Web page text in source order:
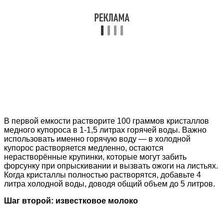
В первой емкости растворите 100 граммов кристаллов
медного купороса в 1-1,5 литрах горячей воды. Важно
использовать именно горячую воду — в холодной
купорос растворяется медленно, остаются
нерастворённые крупинки, которые могут забить
форсунку при опрыскивании и вызвать ожоги на листьях.
Когда кристаллы полностью растворятся, добавьте 4
литра холодной воды, доводя общий объем до 5 литров.
Шаг второй: известковое молоко